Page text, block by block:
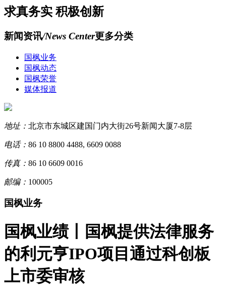
求真务实 积极创新
新闻资讯/News Center更多分类
国枫业务
国枫动态
国枫荣誉
媒体报道
地址： 北京市东城区建国门内大街26号新闻大厦7-8层
电话： 86 10 8800 4488, 6609 0088
传真： 86 10 6609 0016
邮编： 100005
国枫业务
国枫业绩丨国枫提供法律服务
的利元亨IPO项目通过科创板
上市委审核